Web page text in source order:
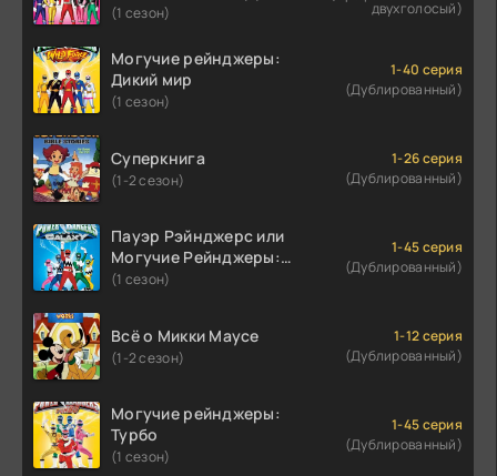
Дельта
(1 сезон) двухголосый)
Могучие рейнджеры:
Дикий мир
(1 сезон)
1-40 серия
(Дублированный)
Суперкнига
(1-2 сезон)
1-26 серия
(Дублированный)
Пауэр Рэйнджерс или
Могучие Рейнджеры:
Затерянная Галактика
(1 сезон)
1-45 серия
(Дублированный)
Всё о Микки Маусе
(1-2 сезон)
1-12 серия
(Дублированный)
Могучие рейнджеры:
Турбо
(1 сезон)
1-45 серия
(Дублированный)